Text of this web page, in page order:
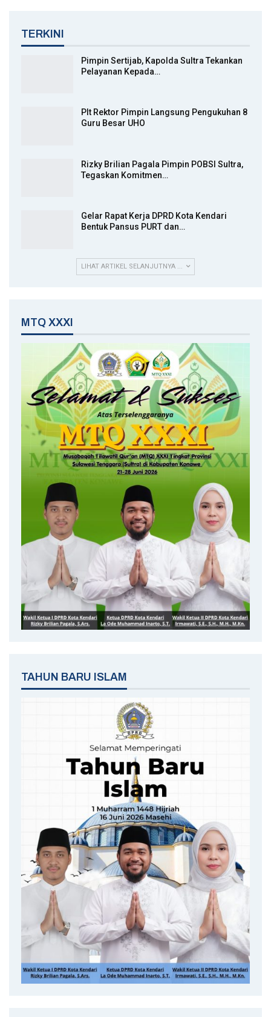
TERKINI
Pimpin Sertijab, Kapolda Sultra Tekankan
Pelayanan Kepada…
Plt Rektor Pimpin Langsung Pengukuhan 8
Guru Besar UHO
Rizky Brilian Pagala Pimpin POBSI Sultra,
Tegaskan Komitmen…
Gelar Rapat Kerja DPRD Kota Kendari
Bentuk Pansus PURT dan…
LIHAT ARTIKEL SELANJUTNYA ...
MTQ XXXI
TAHUN BARU ISLAM